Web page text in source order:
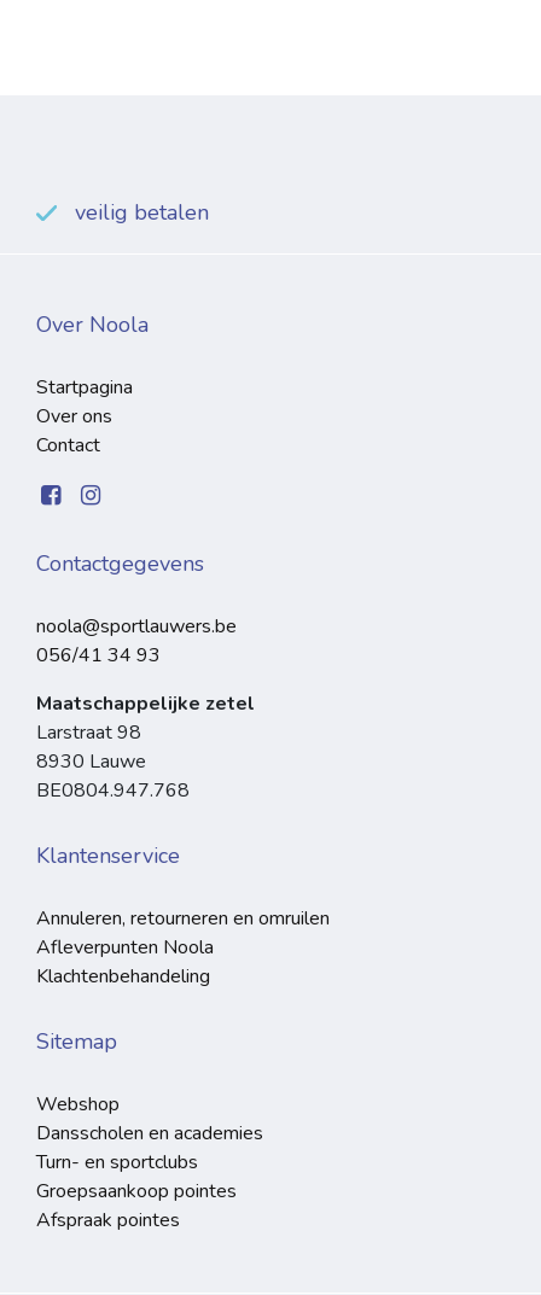
veilig betalen
Over Noola
Startpagina
Over ons
Contact
Contactgegevens
noola@sportlauwers.be
056/41 34 93
Maatschappelijke zetel
Larstraat 98
8930 Lauwe
BE0804.947.768
Klantenservice
Annuleren, retourneren en omruilen
Afleverpunten Noola
Klachtenbehandeling
Sitemap
Webshop
Dansscholen en academies
Turn- en sportclubs
Groepsaankoop pointes
Afspraak pointes